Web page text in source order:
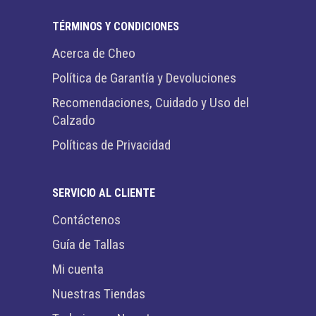
TÉRMINOS Y CONDICIONES
Acerca de Cheo
Política de Garantía y Devoluciones
Recomendaciones, Cuidado y Uso del
Calzado
Políticas de Privacidad
SERVICIO AL CLIENTE
Contáctenos
Guía de Tallas
Mi cuenta
Nuestras Tiendas